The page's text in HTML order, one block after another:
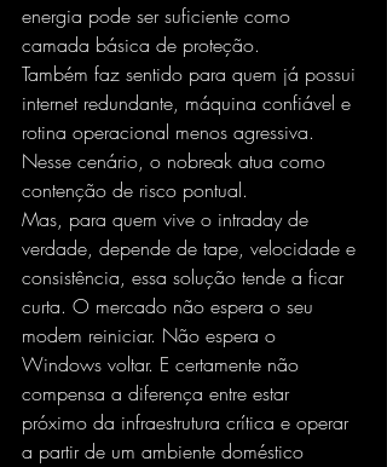
energia pode ser suficiente como
camada básica de proteção.
Também faz sentido para quem já possui
internet redundante, máquina confiável e
rotina operacional menos agressiva.
Nesse cenário, o nobreak atua como
contenção de risco pontual.
Mas, para quem vive o intraday de
verdade, depende de tape, velocidade e
consistência, essa solução tende a ficar
curta. O mercado não espera o seu
modem reiniciar. Não espera o
Windows voltar. E certamente não
compensa a diferença entre estar
próximo da infraestrutura crítica e operar
a partir de um ambiente doméstico